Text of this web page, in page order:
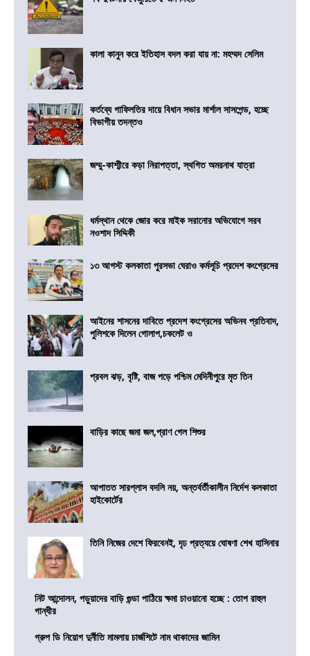
কালা কানুন করে ইতিহাস বদল করা যায় না: মহম্মদ সেলিম
কর্তব্যে গাফিলতির দায়ে বিধান সভার মার্শাল সাসপেন্ড, হচ্ছে
বিভাগীয় তদন্তও
জম্মু-কাশ্মীরে কড়া নিরাপত্তা, স্থগিত অমরনাথ যাত্রা
ধর্মস্থান থেকে জোর করে মাইক সরানোর অভিযোগে সরব
নওশাদ সিদ্দিকী
১৩ আগস্ট কলকাতা পুরসভা ঘেরাও কর্মসূচি প্রদেশ কংগ্রেসের
আইনের শাসনের দাবিতে প্রদেশ কংগ্রেসের অভিনব প্রতিবাদ,
পুলিশকে দিলেন গোলাপ,চকলেট ও
প্রবল ঝড়, বৃষ্টি, বাজ পড়ে পশ্চিম মেদিনীপুরে মৃত তিন
বাড়ির কাছে জমা জল,প্রাণ গেল শিশুর
আপাতত সারপ্লাস বদলি নয়, অন্তর্বর্তীকালীন নির্দেশ কলকাতা
হাইকোর্টের
তিনি নিজের দেশে ফিরবেনই, দৃঢ প্রত্যয়ে ঘোষণা শেখ হাসিনার
নিট আন্দোলন, পড়ুয়াদের বাড়ি গুন্ডা পাঠিয়ে ক্ষমা চাওয়ানো হচ্ছে : তোপ রাহুল
গান্ধীর
গ্রুপ ডি নিয়োগ দুর্নীতি মামলায় চার্জশিটে নাম থাকাদের জামিন